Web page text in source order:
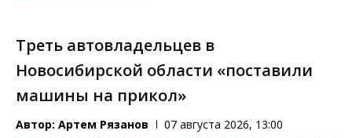
Треть автовладельцев в
Новосибирской области «поставили
машины на прикол»
Автор: Артем Рязанов 07 августа 2026, 13:00